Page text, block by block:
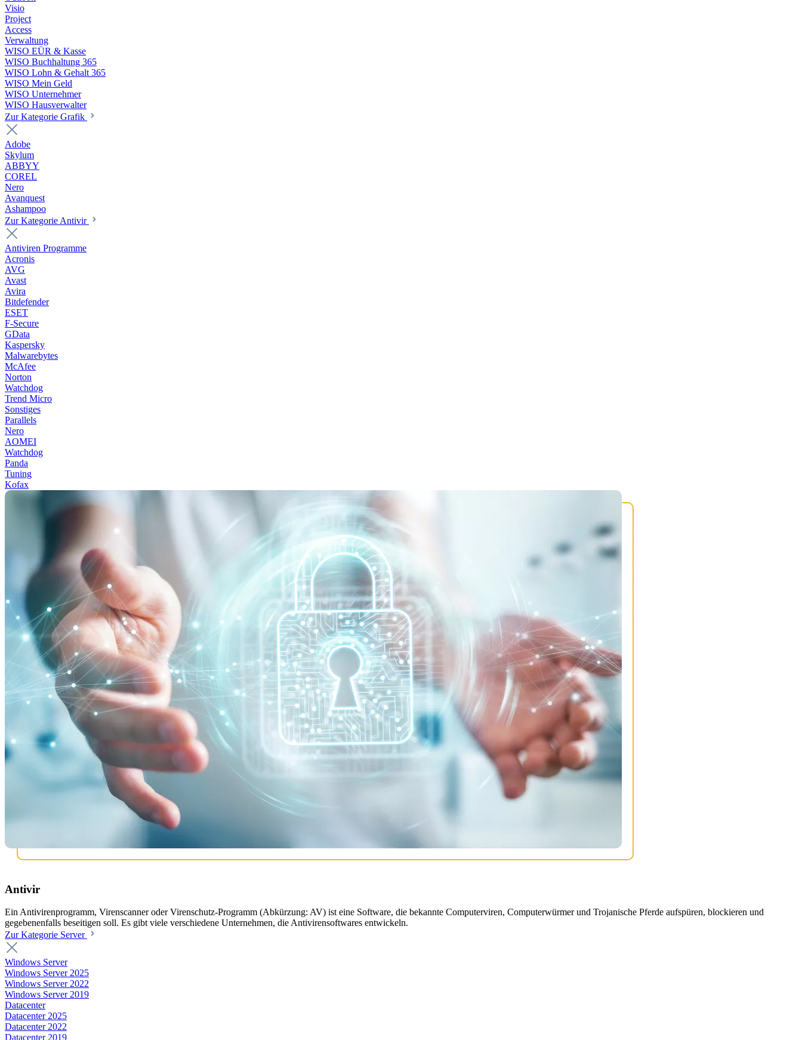
Visio
Project
Access
Verwaltung
WISO EÜR & Kasse
WISO Buchhaltung 365
WISO Lohn & Gehalt 365
WISO Mein Geld
WISO Unternehmer
WISO Hausverwalter
Zur Kategorie Grafik
Adobe
Skylum
ABBYY
COREL
Nero
Avanquest
Ashampoo
Zur Kategorie Antivir
Antiviren Programme
Acronis
AVG
Avast
Avira
Bitdefender
ESET
F-Secure
GData
Kaspersky
Malwarebytes
McAfee
Norton
Watchdog
Trend Micro
Sonstiges
Parallels
Nero
AOMEI
Watchdog
Panda
Tuning
Kofax
Antivir
Ein Antivirenprogramm, Virenscanner oder Virenschutz-Programm (Abkürzung: AV) ist eine Software, die bekannte Computerviren, Computerwürmer und Trojanische Pferde aufspüren, blockieren und
gegebenenfalls beseitigen soll. Es gibt viele verschiedene Unternehmen, die Antivirensoftwares entwickeln.
Zur Kategorie Server
Windows Server
Windows Server 2025
Windows Server 2022
Windows Server 2019
Datacenter
Datacenter 2025
Datacenter 2022
Datacenter 2019